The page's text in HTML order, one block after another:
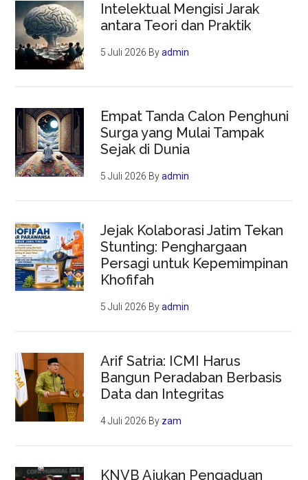
Intelektual Mengisi Jarak
antara Teori dan Praktik
5 Juli 2026 Byadmin
Empat Tanda Calon Penghuni
Surga yang Mulai Tampak
Sejak di Dunia
5 Juli 2026 Byadmin
Jejak Kolaborasi Jatim Tekan
Stunting: Penghargaan
Persagi untuk Kepemimpinan
Khofifah
5 Juli 2026 Byadmin
Arif Satria: ICMI Harus
Bangun Peradaban Berbasis
Data dan Integritas
4 Juli 2026 By zam
KNVB Ajukan Pengaduan